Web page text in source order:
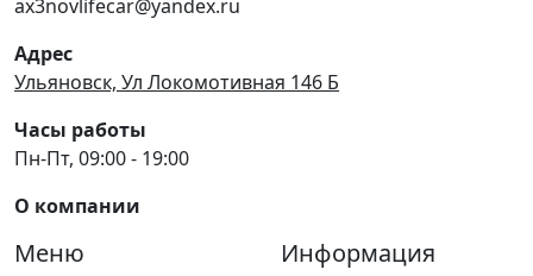
ax3novlifecar@yandex.ru
Адрес
Ульяновск, Ул Локомотивная 146 Б
Часы работы
Пн-Пт, 09:00 - 19:00
О компании
Меню Информация